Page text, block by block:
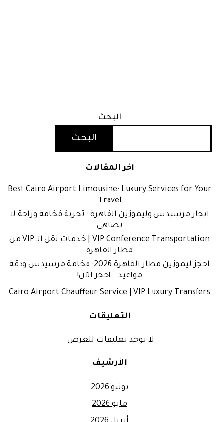
البحث
البحث
اخر المقالات
Best Cairo Airport Limousine: Luxury Services for Your
Travel
ايجار مرسيدس وليموزين القاهرة : تجربة فخامة وراحة لا
تضاهى
VIP Conference Transportation | خدمات نقل الـ VIP من
مطار القاهرة
احجز ليموزين مطار القاهرة 2026: فخامة مرسيدس ودقة
مواعيد.. احجز الآن!
Cairo Airport Chauffeur Service | VIP Luxury Transfers
التعليقات
لا توجد تعليقات للعرض.
الأرشيف
يونيو 2026
مايو 2026